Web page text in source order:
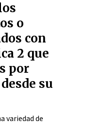
o
con
2 que
por
su
variedad de